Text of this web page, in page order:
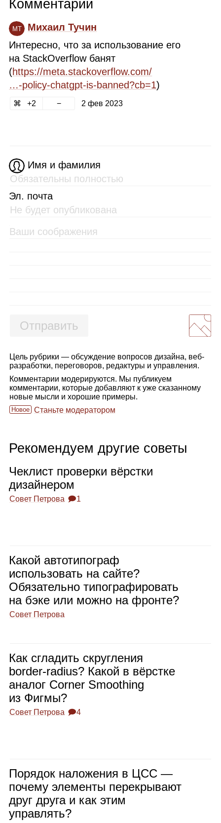
Комментарии
МТ
Михаил Тучин
Интересно, что за использование его
на StackOverflow банят
(https://meta.stackoverflow.com/
…‑policy‑chatgpt‑is‑banned?cb=1)
2 2 фев 2023
Имя и фамилия
Эл. почта
Отправить
Цель рубрики — обсуждение вопросов дизайна, веб-
разработки, переговоров, редактуры и управления.
Комментарии модерируются. Мы публикуем
комментарии, которые добавляют к уже сказанному
новые мысли и хорошие примеры.
Новое Станьте модератором
Рекомендуем другие советы
Чек­лист про­верки вёрстки
дизай­не­ром
Совет Петрова 🗩1
Какой авто­ти­по­граф
исполь­зо­вать на сайте?
Обя­за­тельно типо­гра­фи­ро­вать
на бэке или можно на фронте?
Совет Петрова
Как сгла­дить скруг­ле­ния
border‑radius? Какой в вёрстке
ана­лог Corner Smoothing
из Фигмы?
Совет Петрова 🗩4
Поря­док нало­же­ния в ЦСС —
почему эле­менты пере­кры­вают
друг друга и как этим
управ­лять?